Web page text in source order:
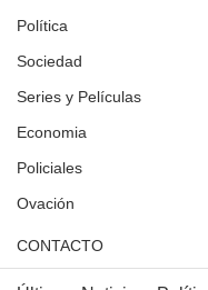
Política
Sociedad
Series y Películas
Economia
Policiales
Ovación
CONTACTO